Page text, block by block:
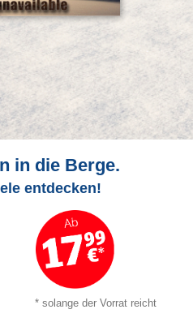
in die Berge.
entdecken!
* solange der Vorrat reicht